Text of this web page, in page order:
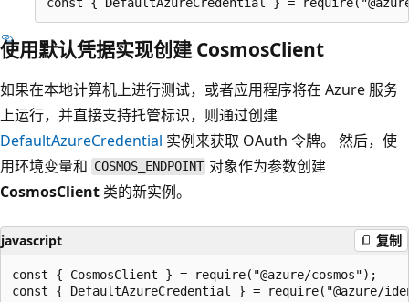
使用默认凭据实现创建 CosmosClient
如果在本地计算机上进行测试，或者应用程序将在 Azure 服务
上运行，并直接支持托管标识，则通过创建
DefaultAzureCredential 实例来获取 OAuth 令牌。 然后，使
用环境变量和 COSMOS_ENDPOINT 对象作为参数创建
CosmosClient 类的新实例。
javascript 复制
const { CosmosClient } = require("@azure/cosmos");
const { DefaultAzureCredential } = require("@azure/